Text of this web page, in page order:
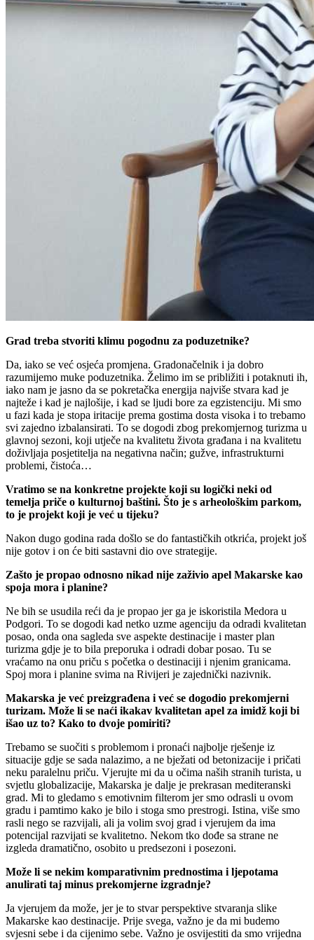
Grad treba stvoriti klimu pogodnu za poduzetnike?
Da, iako se već osjeća promjena. Gradonačelnik i ja dobro
razumijemo muke poduzetnika. Želimo im se približiti i potaknuti ih,
iako nam je jasno da se pokretačka energija najviše stvara kad je
najteže i kad je najlošije, i kad se ljudi bore za egzistenciju. Mi smo
u fazi kada je stopa iritacije prema gostima dosta visoka i to trebamo
svi zajedno izbalansirati. To se dogodi zbog prekomjernog turizma u
glavnoj sezoni, koji utječe na kvalitetu života građana i na kvalitetu
doživljaja posjetitelja na negativna način; gužve, infrastrukturni
problemi, čistoća…
Vratimo se na konkretne projekte koji su logički neki od
temelja priče o kulturnoj baštini. Što je s arheološkim parkom,
to je projekt koji je već u tijeku?
Nakon dugo godina rada došlo se do fantastičkih otkrića, projekt još
nije gotov i on će biti sastavni dio ove strategije.
Zašto je propao odnosno nikad nije zaživio apel Makarske kao
spoja mora i planine?
Ne bih se usudila reći da je propao jer ga je iskoristila Medora u
Podgori. To se dogodi kad netko uzme agenciju da odradi kvalitetan
posao, onda ona sagleda sve aspekte destinacije i master plan
turizma gdje je to bila preporuka i odradi dobar posao. Tu se
vraćamo na onu priču s početka o destinaciji i njenim granicama.
Spoj mora i planine svima na Rivijeri je zajednički nazivnik.
Makarska je već preizgrađena i već se dogodio prekomjerni
turizam. Može li se naći ikakav kvalitetan apel za imidž koji bi
išao uz to? Kako to dvoje pomiriti?
Trebamo se suočiti s problemom i pronaći najbolje rješenje iz
situacije gdje se sada nalazimo, a ne bježati od betonizacije i pričati
neku paralelnu priču. Vjerujte mi da u očima naših stranih turista, u
svjetlu globalizacije, Makarska je dalje je prekrasan mediteranski
grad. Mi to gledamo s emotivnim filterom jer smo odrasli u ovom
gradu i pamtimo kako je bilo i stoga smo prestrogi. Istina, više smo
rasli nego se razvijali, ali ja volim svoj grad i vjerujem da ima
potencijal razvijati se kvalitetno. Nekom tko dođe sa strane ne
izgleda dramatično, osobito u predsezoni i posezoni.
Može li se nekim komparativnim prednostima i ljepotama
anulirati taj minus prekomjerne izgradnje?
Ja vjerujem da može, jer je to stvar perspektive stvaranja slike
Makarske kao destinacije. Prije svega, važno je da mi budemo
svjesni sebe i da cijenimo sebe. Važno je osvijestiti da smo vrijedna